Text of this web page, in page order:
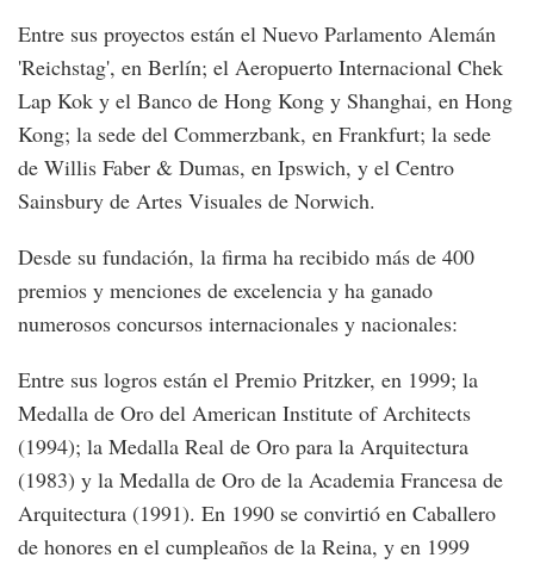
Entre sus proyectos están el Nuevo Parlamento Alemán
'Reichstag', en Berlín; el Aeropuerto Internacional Chek
Lap Kok y el Banco de Hong Kong y Shanghai, en Hong
Kong; la sede del Commerzbank, en Frankfurt; la sede
de Willis Faber & Dumas, en Ipswich, y el Centro
Sainsbury de Artes Visuales de Norwich.
Desde su fundación, la firma ha recibido más de 400
premios y menciones de excelencia y ha ganado
numerosos concursos internacionales y nacionales:
Entre sus logros están el Premio Pritzker, en 1999; la
Medalla de Oro del American Institute of Architects
(1994); la Medalla Real de Oro para la Arquitectura
(1983) y la Medalla de Oro de la Academia Francesa de
Arquitectura (1991). En 1990 se convirtió en Caballero
de honores en el cumpleaños de la Reina, y en 1999